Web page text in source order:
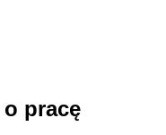
pracę